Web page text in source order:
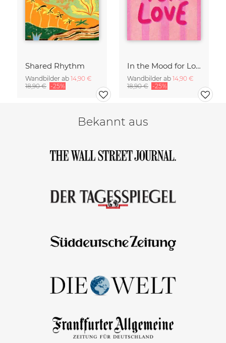
Shared Rhythm
Wandbilder ab 14,90 €
18,90 € -25%
In the Mood for Love - Handlettering
Wandbilder ab 14,90 €
18,90 € -25%
Bekannt aus